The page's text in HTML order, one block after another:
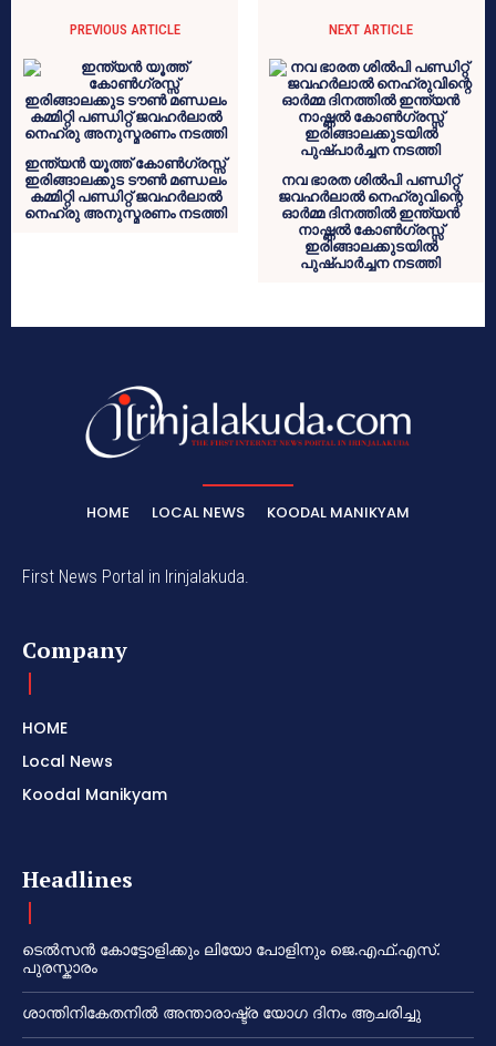
PREVIOUS ARTICLE
ഇന്ത്യൻ യൂത്ത് കോൺഗ്രസ്സ്
ഇരിങ്ങാലക്കുട ടൗൺ മണ്ഡലം
കമ്മിറ്റി പണ്ഡിറ്റ് ജവഹർലാൽ
നെഹ്രു അനുസ്മരണം നടത്തി
NEXT ARTICLE
നവ ഭാരത ശിൽപി പണ്ഡിറ്റ്
ജവഹർലാൽ നെഹ്രുവിന്റെ
ഓർമ്മ ദിനത്തിൽ ഇന്ത്യൻ
നാഷ്ണൽ കോൺഗ്രസ്സ്
ഇരിങ്ങാലക്കുടയിൽ
പുഷ്‌പാർച്ചന നടത്തി
HOME LOCAL NEWS KOODAL MANIKYAM
First News Portal in Irinjalakuda.
Company
HOME
Local News
Koodal Manikyam
Headlines
ടെൽസൻ കോട്ടോളിക്കും ലിയോ പോളിനും ജെ.എഫ്.എസ്.
പുരസ്കാരം
ശാന്തിനികേതനിൽ അന്താരാഷ്ട്ര യോഗ ദിനം ആചരിച്ചു